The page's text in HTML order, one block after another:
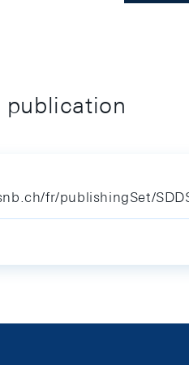
publication
fr/publishingSet/